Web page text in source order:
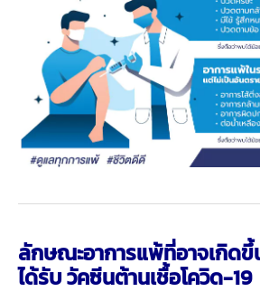
ลักษณะอาการแพ้ที่อาจเกิด
ได้รับ วัคซีนต้านเชื้อโควิด-19